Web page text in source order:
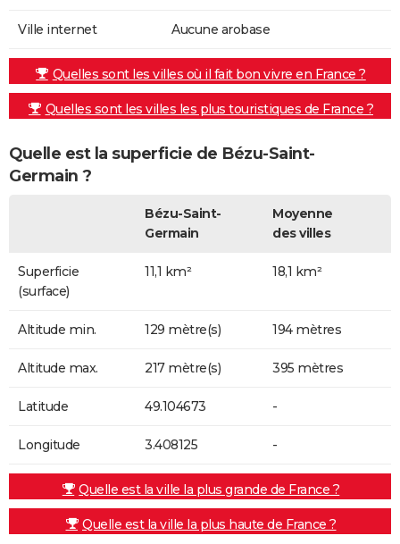
Ville internet Aucune arobase
Quelles sont les villes où il fait bon vivre en France ?
Quelles sont les villes les plus touristiques de France ?
Quelle est la superficie de Bézu-Saint-
Germain ?
Bézu-Saint-
Germain
Moyenne
des villes
Superficie
(surface)
11,1 km² 18,1 km²
Altitude min. 129 mètre(s) 194 mètres
Altitude max. 217 mètre(s) 395 mètres
Latitude 49.104673 -
Longitude 3.408125 -
Quelle est la ville la plus grande de France ?
Quelle est la ville la plus haute de France ?